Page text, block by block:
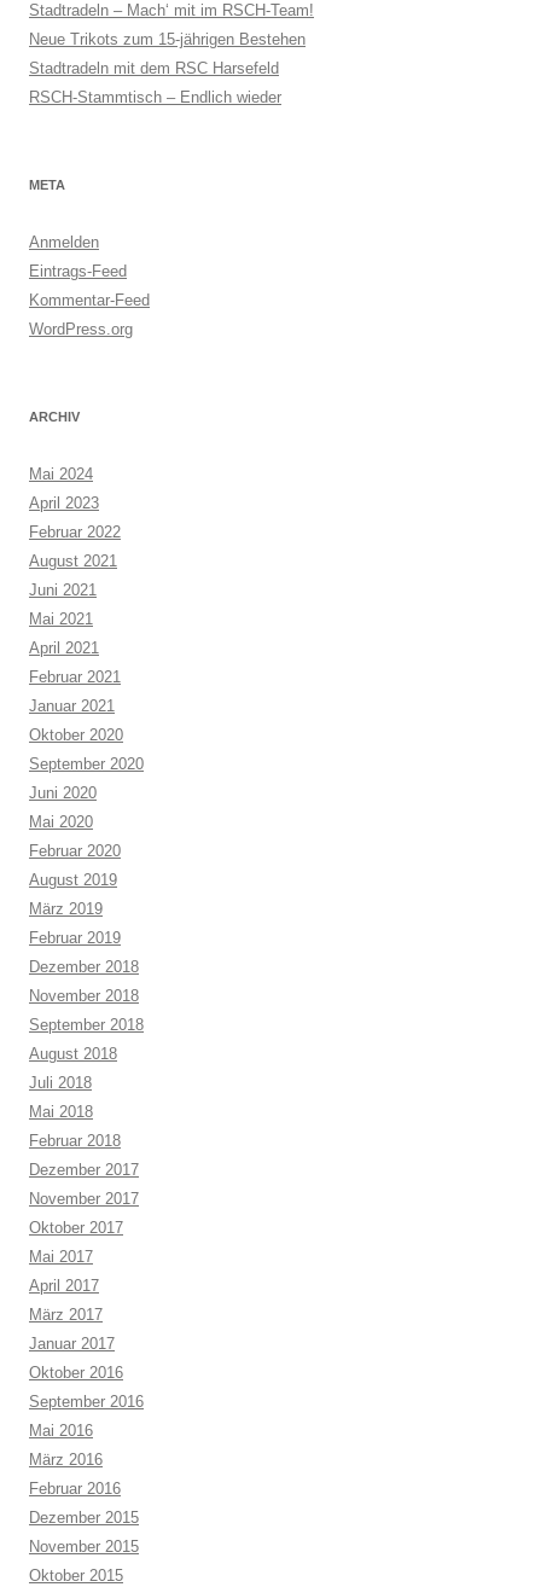
Stadtradeln – Mach‘ mit im RSCH-Team!
Neue Trikots zum 15-jährigen Bestehen
Stadtradeln mit dem RSC Harsefeld
RSCH-Stammtisch – Endlich wieder
META
Anmelden
Eintrags-Feed
Kommentar-Feed
WordPress.org
ARCHIV
Mai 2024
April 2023
Februar 2022
August 2021
Juni 2021
Mai 2021
April 2021
Februar 2021
Januar 2021
Oktober 2020
September 2020
Juni 2020
Mai 2020
Februar 2020
August 2019
März 2019
Februar 2019
Dezember 2018
November 2018
September 2018
August 2018
Juli 2018
Mai 2018
Februar 2018
Dezember 2017
November 2017
Oktober 2017
Mai 2017
April 2017
März 2017
Januar 2017
Oktober 2016
September 2016
Mai 2016
März 2016
Februar 2016
Dezember 2015
November 2015
Oktober 2015